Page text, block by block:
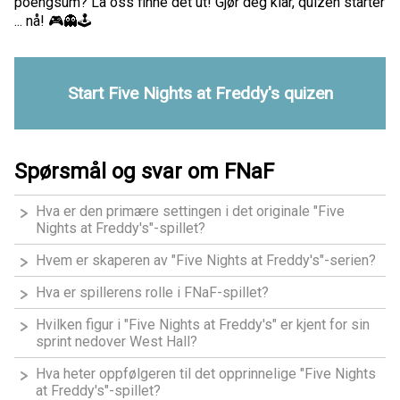
... nå! 🎮👻🕹️
Start Five Nights at Freddy's quizen
Spørsmål og svar om FNaF
Hva er den primære settingen i det originale "Five
Nights at Freddy's"-spillet?
Hvem er skaperen av "Five Nights at Freddy's"-serien?
Hva er spillerens rolle i FNaF-spillet?
Hvilken figur i "Five Nights at Freddy's" er kjent for sin
sprint nedover West Hall?
Hva heter oppfølgeren til det opprinnelige "Five Nights
at Freddy's"-spillet?